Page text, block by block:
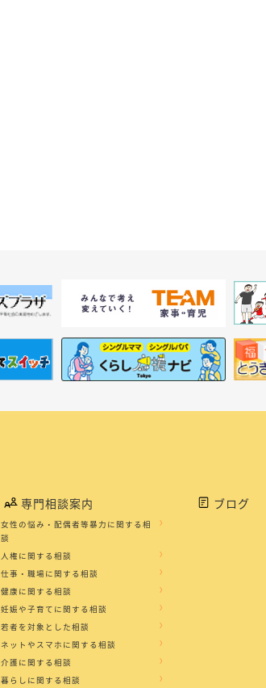
専門相談案内
女性の悩み・配偶者等暴力に関する相
談
人権に関する相談
仕事・職場に関する相談
健康に関する相談
妊娠や子育てに関する相談
若者を対象とした相談
ネットやスマホに関する相談
介護に関する相談
暮らしに関する相談
ブログ